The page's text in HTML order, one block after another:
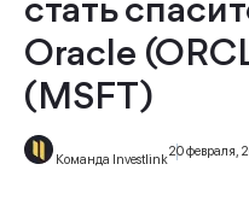
стать
Oracle
(MSFT)
Команда Investlink
20 февраля,